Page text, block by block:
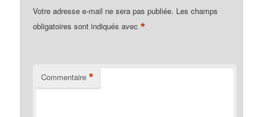
Votre adresse e-mail ne sera pas publiée. Les champs
obligatoires sont indiqués avec*
Commentaire *